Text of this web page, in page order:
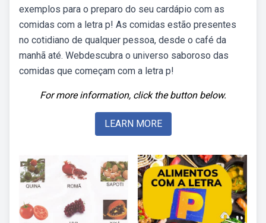
exemplos para o preparo do seu cardápio com as
comidas com a letra p! As comidas estão presentes
no cotidiano de qualquer pessoa, desde o café da
manhã até. Webdescubra o universo saboroso das
comidas que começam com a letra p!
For more information, click the button below.
LEARN MORE